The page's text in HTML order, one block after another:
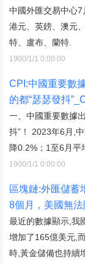
中國外匯交易中心7
港元、英鎊、澳元
特、盧布、蘭特.
1900/1/1 0:00:00
CPI:中國重要數
的都“瑟瑟發抖
一、中國重要數據
抖”！ 2023年6月,
降0.2%；1至6月平
1900/1/1 0:00:00
區塊鏈:外匯儲蓄
8個月，美國無
最近的數據顯示,我
增加了165億美元,
時,黃金儲備也持續